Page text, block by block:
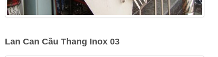
Lan Can Cầu Thang Inox 03